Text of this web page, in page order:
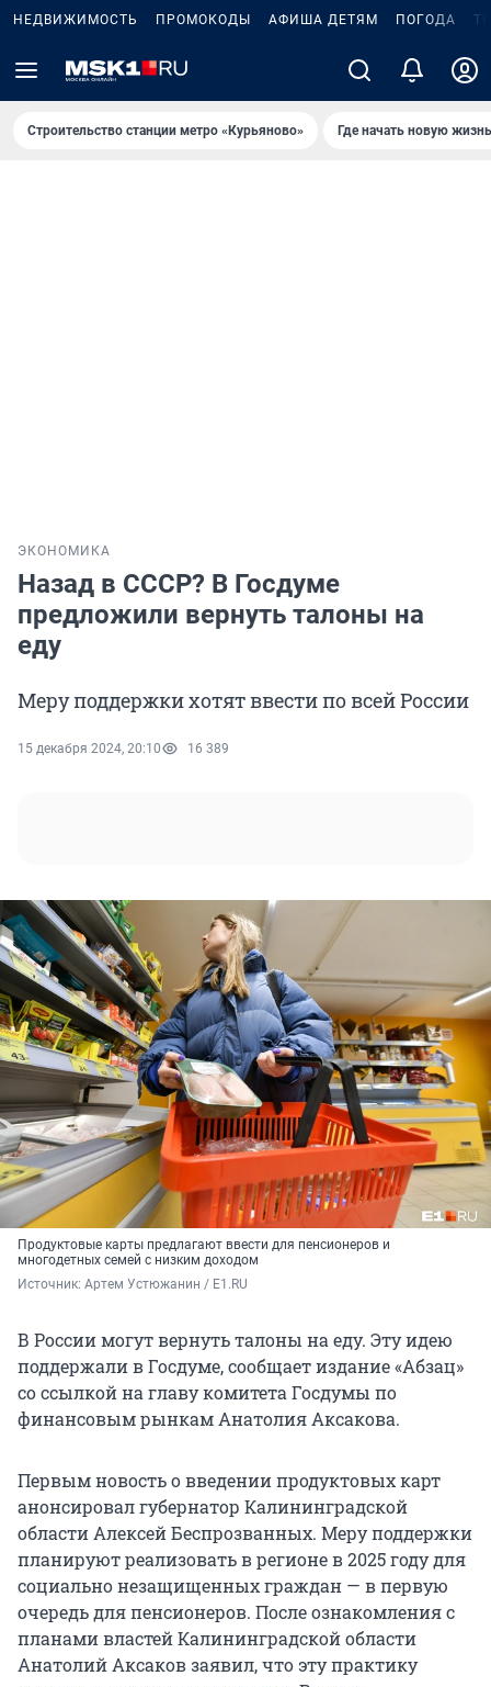
НЕДВИЖИМОСТЬ ПРОМОКОДЫ АФИША ДЕТЯМ ПОГОДА
Строительство станции метро «Курьяново» Где начать новую
ЭКОНОМИКА
Назад в СССР? В Госдуме
предложили вернуть талоны на
еду
Меру поддержки хотят ввести по всей России
15 декабря 2024, 20:10 16 389
Продуктовые карты предлагают ввести для пенсионеров и
многодетных семей с низким доходом
Источник: Артем Устюжанин / E1.RU
В России могут вернуть талоны на еду. Эту идею
поддержали в Госдуме, сообщает издание «Абзац»
со ссылкой на главу комитета Госдумы по
финансовым рынкам Анатолия Аксакова.
Первым новость о введении продуктовых карт
анонсировал губернатор Калининградской
области Алексей Беспрозванных. Меру поддержки
планируют реализовать в регионе в 2025 году для
социально незащищенных граждан — в первую
очередь для пенсионеров. После ознакомления с
планами властей Калининградской области
Анатолий Аксаков заявил, что эту практику